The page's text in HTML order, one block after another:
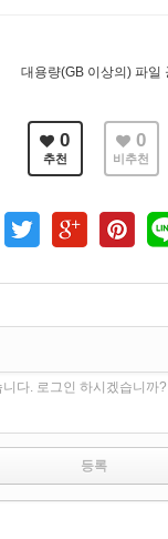
대용량(GB 이상의) 파일
0
추천
0
비추천
다. 로그인 하시겠습니까?